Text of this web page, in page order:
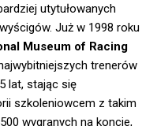
utytułowanych
Już w 1998 roku
Museum of Racing
trenerów
lat, stając się
szkoleniowcem z takim
wygranych na koncie,